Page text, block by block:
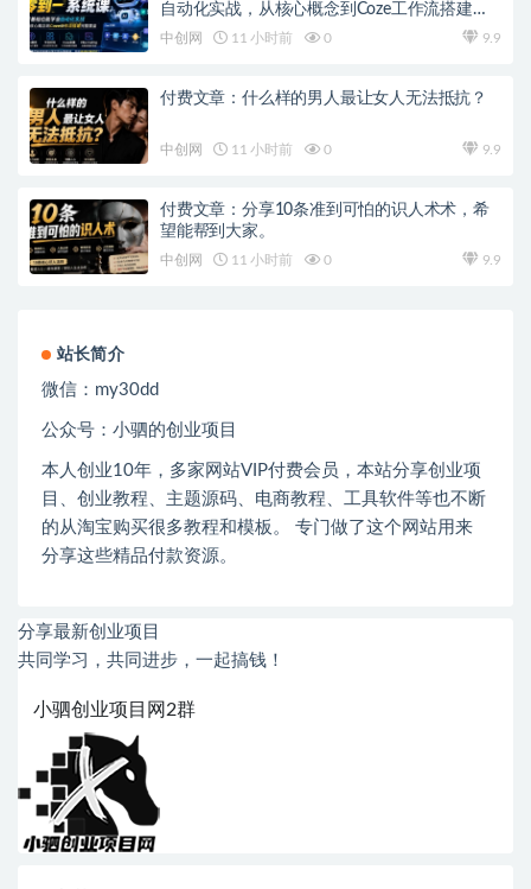
自动化实战，从核心概念到Coze工作流搭建完
整覆盖
中创网 11 小时前 0 9.9
付费文章：什么样的男人最让女人无法抵抗？
中创网 11 小时前 0 9.9
付费文章：分享10条准到可怕的识人术术，希
望能帮到大家。
中创网 11 小时前 0 9.9
站长简介
微信： my30dd
公众号：小驷的创业项目
本人创业10年，多家网站VIP付费会员，本站分享创业项
目、创业教程、主题源码、电商教程、工具软件等也不断
的从淘宝购买很多教程和模板。 专门做了这个网站用来
分享这些精品付款资源。
分享最新创业项目
共同学习，共同进步，一起搞钱！
小驷创业项目网2群